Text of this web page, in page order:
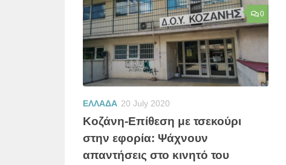
0
ΕΛΛΑΔΑ 20 July 2020
Κοζάνη-Επίθεση με τσεκούρι
στην εφορία: Ψάχνουν
απαντήσεις στο κινητό του